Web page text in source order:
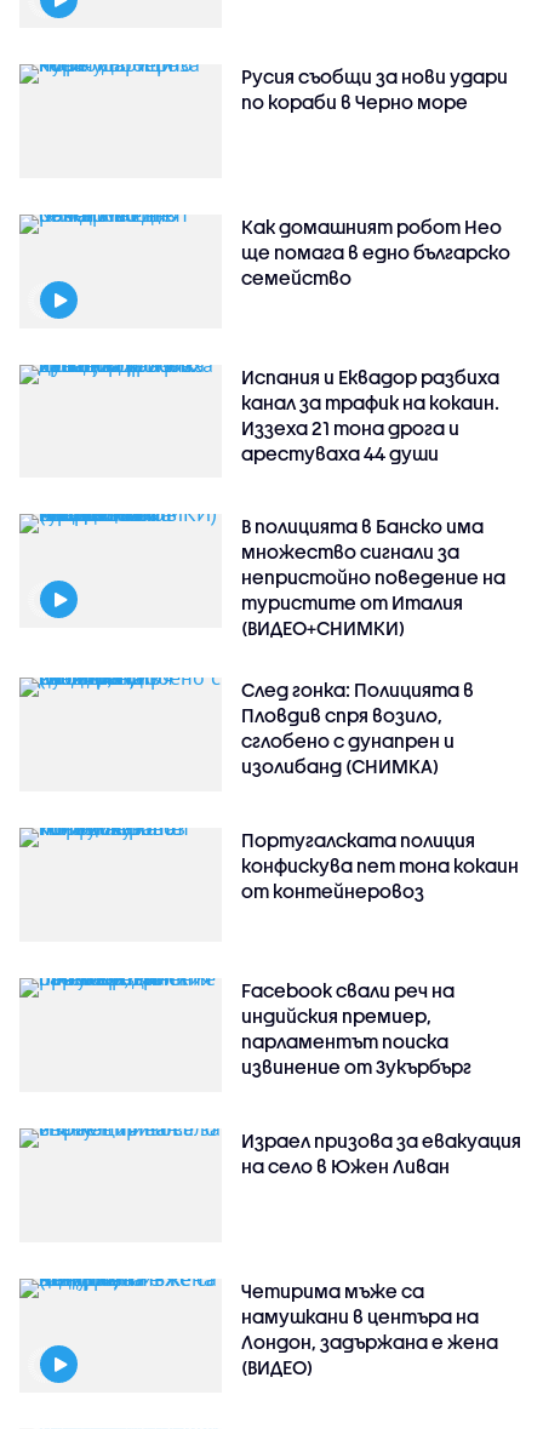
Русия съобщи за нови удари
по кораби в Черно море
Как домашният робот Нео
ще помага в едно българско
семейство
Испания и Еквадор разбиха
канал за трафик на кокаин.
Иззеха 21 тона дрога и
арестуваха 44 души
В полицията в Банско има
множество сигнали за
непристойно поведение на
туристите от Италия
(ВИДЕО+СНИМКИ)
След гонка: Полицията в
Пловдив спря возило,
сглобено с дунапрен и
изолибанд (СНИМКА)
Португалската полиция
конфискува пет тона кокаин
от контейнеровоз
Facebook свали реч на
индийския премиер,
парламентът поиска
извинение от Зукърбърг
Израел призова за евакуация
на село в Южен Ливан
Четирима мъже са
намушкани в центъра на
Лондон, задържана е жена
(ВИДЕО)